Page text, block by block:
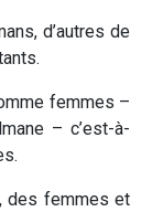
d’autres de
femmes –
– c’est-à-
des femmes et